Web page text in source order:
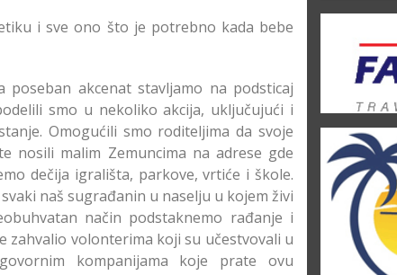
i sve ono što je potrebno kada bebe
akcenat stavljamo na podsticaj
smo u nekoliko akcija, uključujući i
Omogućili smo roditeljima da svoje
nosili malim Zemuncima na adrese gde
dečija igrališta, parkove, vrtiće i škole.
naš sugrađanin u naselju u kojem živi
način podstaknemo rađanje i
volonterima koji su učestvovali u
kompanijama koje prate ovu